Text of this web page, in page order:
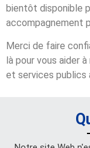
bientôt disponible
accompagnement
Merci de faire
là pour vous aider
et services publics